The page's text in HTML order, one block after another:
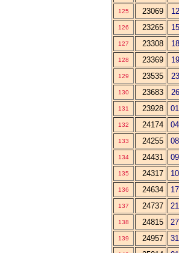
125 23069
126 23265
127 23308
128 23369
129 23535
130 23683
131 23928
132 24174
133 24255
134 24431
135 24317
136 24634
137 24737
138 24815
139 24957